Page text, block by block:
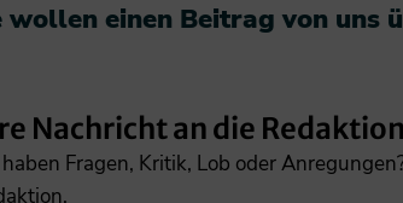
wollen einen Beitrag von uns
Nachricht an die Redaktion
haben Fragen, Kritik, Lob oder